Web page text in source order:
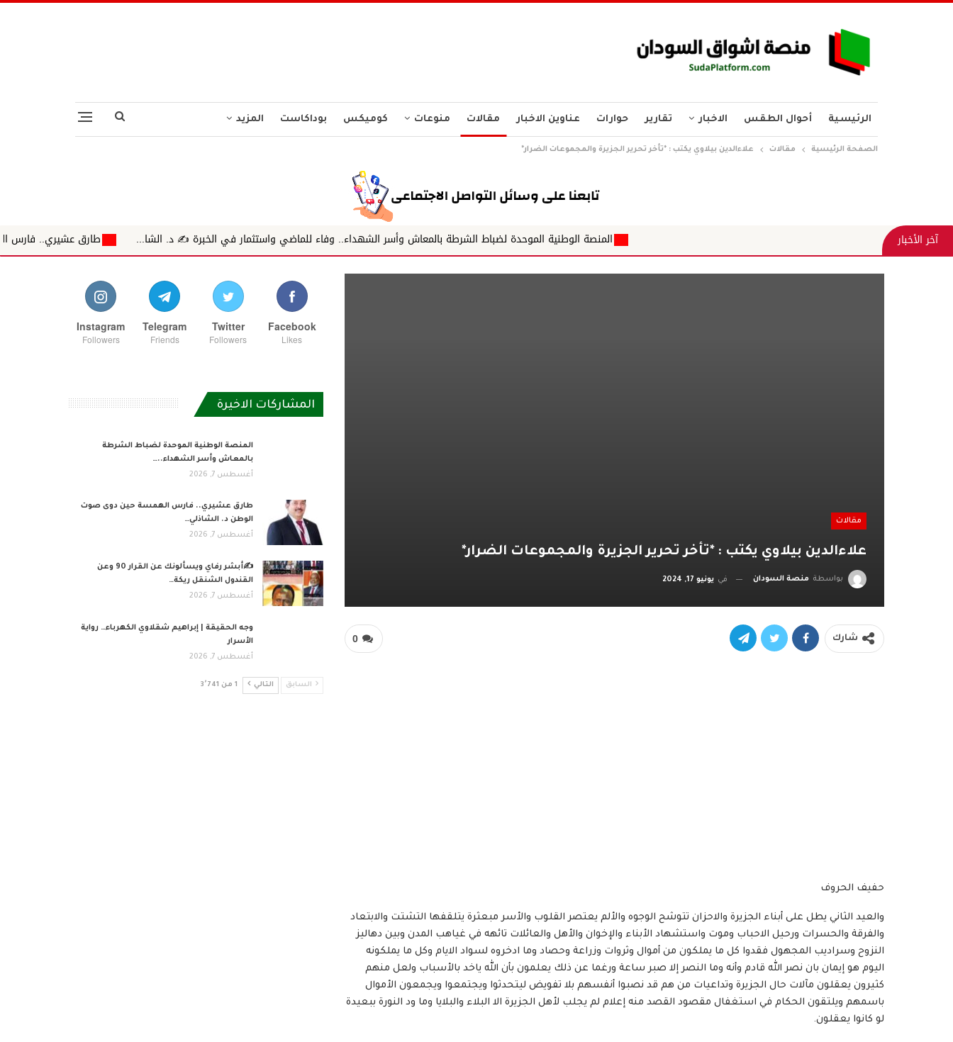
الرئيسية أحوال الطقس الاخبار تقارير حوارات عناوين الاخبار مقالات منوعات كوميكس بوداكاست المزيد
الصفحة الرئيسية مقالات علاءالدين بيلاوي يكتب : *تأخر تحرير الجزيرة والمجموعات الضرار*
آخر الأخبار المنصة الوطنية الموحدة لضباط الشرطة بالمعاش وأسر الشهداء.. وفاء للماضي واستثمار في الخبرة ✍️ د. الشا... طارق عشيري.. فارس الهمسة حين دوى
مقالات
علاءالدين بيلاوي يكتب : *تأخر تحرير الجزيرة والمجموعات الضرار*
بواسطة منصة السودان في يونيو 17, 2024
0 شارك
حفيف الحروف
والعيد الثاني يطل على أبناء الجزيرة والاحزان تتوشح الوجوه والألم يعتصر القلوب والأسر مبعثرة يتلقفها التشتت والابتعاد
والفرقة والحسرات ورحيل الاحباب وموت واستشهاد الأبناء والإخوان والأهل والعائلات تائهه في غياهب المدن وبين دهاليز
النزوح وسراديب المجهول فقدوا كل ما يملكون من أموال وثروات وزراعة وحصاد وما ادخروه لسواد الايام وكل ما يملكونه
اليوم هو إيمان بان نصر الله قادم وأنه وما النصر إلا صبر ساعة ورغما عن ذلك يعلمون بأن الله ياخد بالأسباب ولعل منهم
كثيرون يعقلون مآلات حال الجزيرة وتداعيات من هم قد نصبوا أنفسهم بلا تفويض ليتحدثوا ويجتمعوا ويجمعون الأموال
باسمهم ويلتقون الحكام في استغفال مقصود القصد منه إعلام لم يجلب لأهل الجزيرة الا البلاء والبلايا وما ود النورة ببعيدة
لو كانوا يعقلون.
Facebook
Likes
Twitter
Followers
Telegram
Friends
Instagram
Followers
المشاركات الاخيرة
المنصة الوطنية الموحدة لضباط الشرطة
بالمعاش وأسر الشهداء..…
أغسطس 7, 2026
طارق عشيري.. فارس الهمسة حين دوى صوت
الوطن د. الشاذلي…
أغسطس 7, 2026
✍️أبشر رفاي ويسألونك عن القرار 90 وعن
القندول الشنقل ريكة…
أغسطس 7, 2026
وجه الحقيقة | إبراهيم شقلاوي الكهرباء… رواية
الأسرار
أغسطس 7, 2026
السابق التالي 1 من 3٬741